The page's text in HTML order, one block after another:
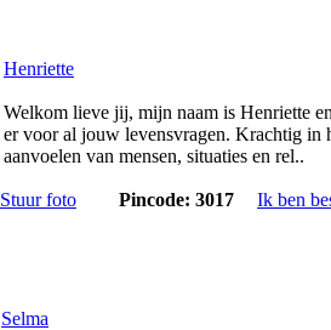
Henriette
Welkom lieve jij, mijn naam is Henriette
er voor al jouw levensvragen. Krachtig in
aanvoelen van mensen, situaties en rel..
Stuur foto Pincode: 3017 Ik ben
Selma